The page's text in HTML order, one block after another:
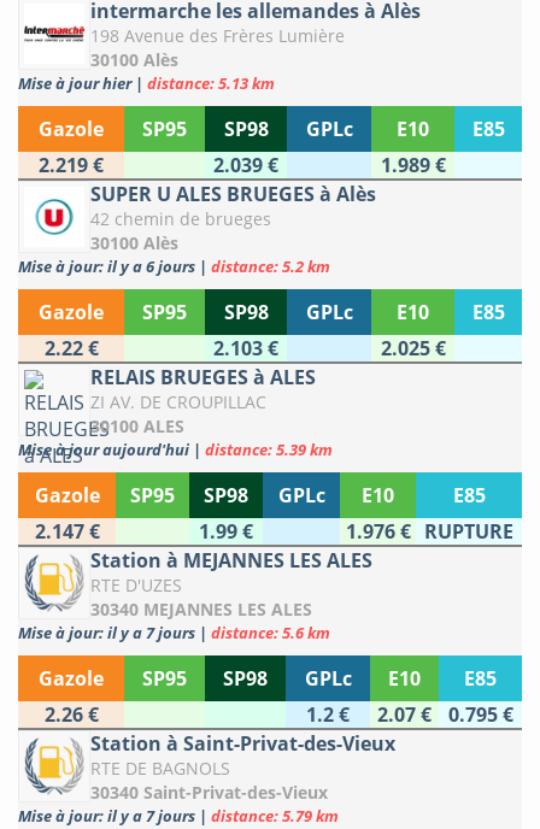
intermarche les allemandes à Alès
198 Avenue des Frères Lumière
30100 Alès
Mise à jour hier | distance: 5.13 km
Gazole SP95 SP98 GPLc E10
E85
2.219 €
2.039 €
1.989 €
SUPER U ALES BRUEGES à Alès
42 chemin de brueges
30100 Alès
Mise à jour: il y a 6 jours | distance: 5.2 km
Gazole SP95 SP98 GPLc E10
E85
2.22 €
2.103 €
2.025 €
RELAIS BRUEGES à ALES
ZI AV. DE CROUPILLAC
30100 ALES
Mise à jour aujourd'hui | distance: 5.39 km
Gazole SP95 SP98 GPLc E10
E85
2.147 €
1.99 € 1.976 € RUPTURE
Station à MEJANNES LES ALES
RTE D'UZES
30340 MEJANNES LES ALES
Mise à jour: il y a 7 jours | distance: 5.6 km
Gazole SP95 SP98 GPLc E10
E85
2.26 €
1.2 € 2.07 €
0.795 €
Station à Saint-Privat-des-Vieux
RTE DE BAGNOLS
30340 Saint-Privat-des-Vieux
Mise à jour: il y a 7 jours | distance: 5.79 km